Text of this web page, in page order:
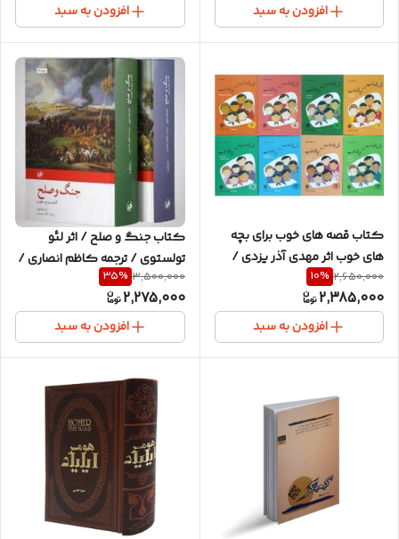
افزودن به سبد افزودن به سبد
کتاب قصه های خوب برای بچه
های خوب اثر مهدی آذر یزدی /
مجموعه ۸ جلدی کامل
2,650,000
10%
2,385,000
افزودن به سبد
کتاب جنگ و صلح / اثر لئو
تولستوی / ترجمه کاظم انصاری /
انتشارات امیرکبیر
3,500,000
35%
2,275,000
افزودن به سبد